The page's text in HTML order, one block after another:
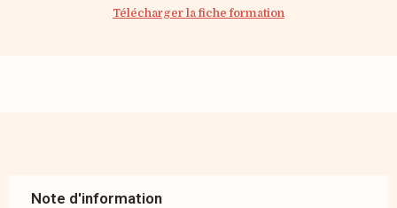
Télécharger la fiche formation
Note d'information